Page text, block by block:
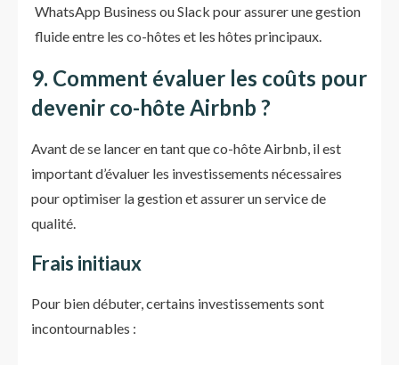
WhatsApp Business ou Slack pour assurer une gestion
fluide entre les co-hôtes et les hôtes principaux.
9. Comment évaluer les coûts pour
devenir co-hôte Airbnb ?
Avant de se lancer en tant que co-hôte Airbnb, il est
important d’évaluer les investissements nécessaires
pour optimiser la gestion et assurer un service de
qualité.
Frais initiaux
Pour bien débuter, certains investissements sont
incontournables :